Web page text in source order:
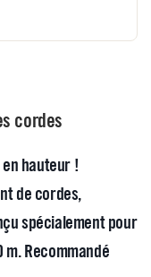
cordes
hauteur !
de cordes,
spécialement pour
Recommandé